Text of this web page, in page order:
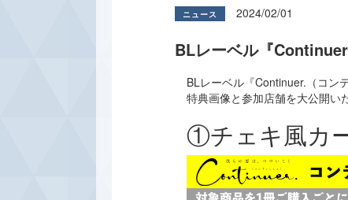
2024/02/01
BLレーベル『
BLレーベル『Continuer.（コン
特典画像と参加店舗を大公開い
①チェキ風カ